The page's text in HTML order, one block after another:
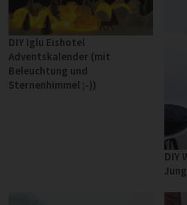
DIY Iglu Eishotel
Adventskalender (mit
Beleuchtung und
Sternenhimmel ;-))
DIY